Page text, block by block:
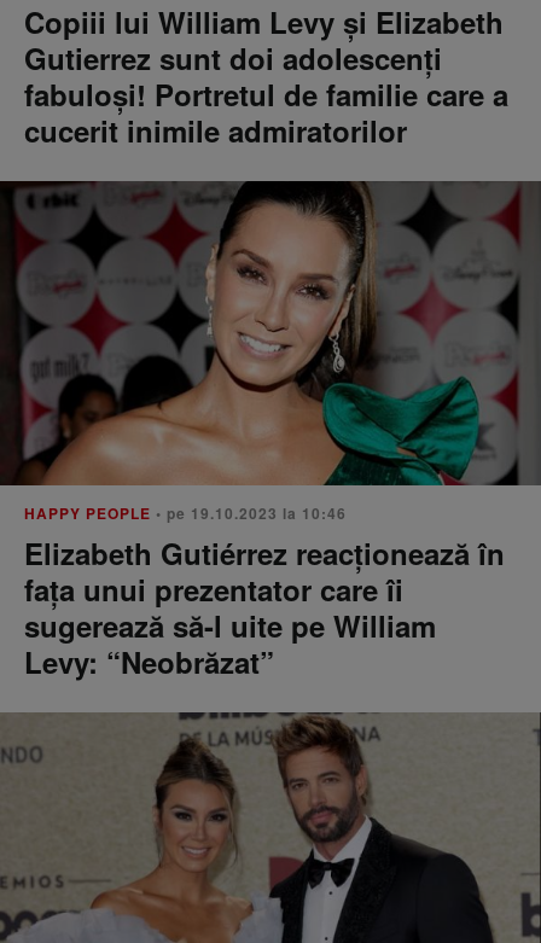
Copiii lui William Levy și Elizabeth
Gutierrez sunt doi adolescenți
fabuloși! Portretul de familie care a
cucerit inimile admiratorilor
HAPPY PEOPLE • pe 19.10.2023 la 10:46
Elizabeth Gutiérrez reacționează în
fața unui prezentator care îi
sugerează să-l uite pe William
Levy: “Neobrăzat”